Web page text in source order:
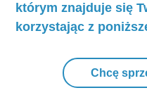
którym znajduje się
korzystając z
Chcę